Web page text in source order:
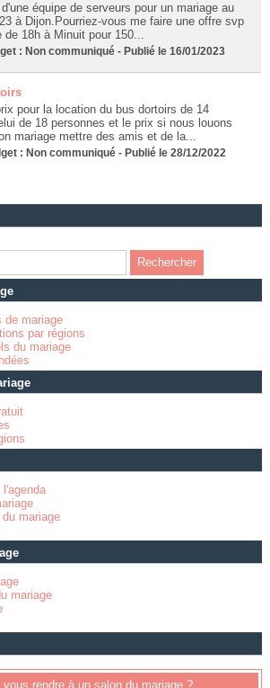
équipe de serveurs pour un mariage au
à Dijon.Pourriez-vous me faire une offre svp
de 18h à Minuit pour 150...
: Non communiqué - Publié le 16/01/2023
pour la location du bus dortoirs de 14
de 18 personnes et le prix si nous louons
mariage mettre des amis et de la...
: Non communiqué - Publié le 28/12/2022
de mariage
par régions
du mariage
mariage
mariage
rendre à un salon du mariage ?